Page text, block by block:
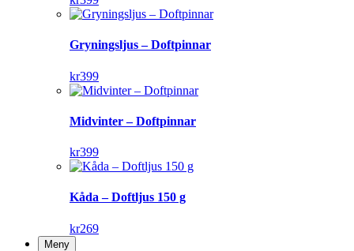
Gryningsljus – Doftpinnar
kr399
Midvinter – Doftpinnar
kr399
Kåda – Doftljus 150 g
kr269
Meny